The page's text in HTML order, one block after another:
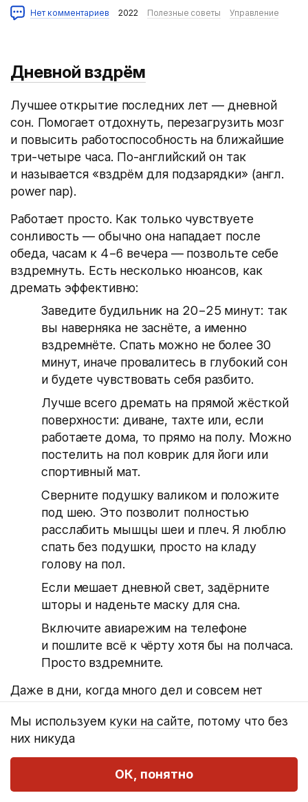
Мы используем куки на сайте, потому что без
них никуда
ОК, понятно
Нет комментариев 2022 Полезные советы Управление
Дневной вздрём
Лучшее открытие последних лет — дневной
сон. Помогает отдохнуть, перезагрузить мозг
и повысить работоспособность на ближайшие
три-четыре часа. По-английский он так
и называется «вздрём для подзарядки» (англ.
power nap).
Работает просто. Как только чувствуете
сонливость — обычно она нападает после
обеда, часам к 4−6 вечера — позвольте себе
вздремнуть. Есть несколько нюансов, как
дремать эффективно:
Заведите будильник на 20−25 минут: так
вы наверняка не заснёте, а именно
вздремнёте. Спать можно не более 30
минут, иначе провалитесь в глубокий сон
и будете чувствовать себя разбито.
Лучше всего дремать на прямой жёсткой
поверхности: диване, тахте или, если
работаете дома, то прямо на полу. Можно
постелить на пол коврик для йоги или
спортивный мат.
Сверните подушку валиком и положите
под шею. Это позволит полностью
расслабить мышцы шеи и плеч. Я люблю
спать без подушки, просто на кладу
голову на пол.
Если мешает дневной свет, задёрните
шторы и наденьте маску для сна.
Включите авиарежим на телефоне
и пошлите всё к чёрту хотя бы на полчаса.
Просто вздремните.
Даже в дни, когда много дел и совсем нет
Используйте их, чтобы подзарядиться.
что у меня есть такой прекрасный пост про
вздрём. А теперь пойду заварю чаю и ещё